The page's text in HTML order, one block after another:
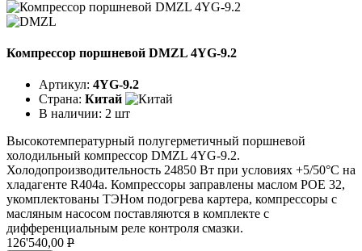
Компрессор поршневой DMZL 4YG-9.2
Артикул: 4YG-9.2
Страна: Китай
В наличии: 2 шт
Высокотемпературный полугерметичный поршневой
холодильный компрессор DMZL 4YG-9.2.
Холодопроизводительность 24850 Вт при условиях +5/50°C на
хладагенте R404a. Компрессоры заправлены маслом POE 32,
укомплектованы ТЭНом подогрева картера, компрессоры с
масляным насосом поставляются в комплекте с
дифференциальным реле контроля смазки.
126'540,00 P